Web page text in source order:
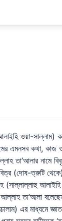
স্থির না করার অঙ্গীকার করেছিলে।” [আহমদ ও শায়খাইন, আবূ আওয়ানা ও ইবনে হিব্বান হযরত আব্বাস (রা.) থেকে এ হাদীসটি সংগ্রহ করেছেন] ১৫. রাসূলুল্লাহ (সাল্লাল্লাহু আলাইহি ওয়া-সাল্লাম) বলেছেন- সুমহান আল্লাহ্‌ বলেন, “হে আদম সন্তান! একটি তোমার জন্য, আরেকটি আমার জন্য এবং আরেকটি আমার ও তোমার জন্য। অনন্তর আমার জন্য যা রয়েছে তা এই যে, তুমি আমার উপাসনা করবে, আমার সাথে কোন কিছু অংশী স্থির করবে না। আর যা তোমার জন্য তা এই যে, তুমি কিছু বা কোন আমল করলে তোমাকে তার পুরো প্রতিদান দেব। আর যা কিছু আমার ও তোমার জন্য তা এই যে, তুমি প্রার্থনা করবে আর আমি তা মঞ্জুর করবো।” [নাসায়ী এ হাদীসটি হযরত আনাস (রদ্বিয়াল্লাহু আনহু) থেকে সংগ্রহ করেছেন। তবে তিনি একে দুর্বল হাদীস বলে উল্লেখ করেছেন] শিরক না করার পুরস্কার: ১৬. রাসূলুল্লাহ (সাল্লাল্লাহু আলাইহি ওয়া-সাল্লাম) বলেছেন— মহান আল্লাহ বলেছেন, “হে আদম সন্তান! যতক্ষণ পর্যন্ত তুমি আমাকে ডাকতে থাক এবং আমার আশা পোষণ করতে থাক সে পর্যন্ত আমি তোমাকে মার্জনা করতে থাকি, তোমার যত পাপই হোক না কেন। আর আমি কোন ভয় করি না। হে আদম সন্তান! যদি তোমার পাপরাশি আসমান পর্যন্তও পৌঁছে, তারপর